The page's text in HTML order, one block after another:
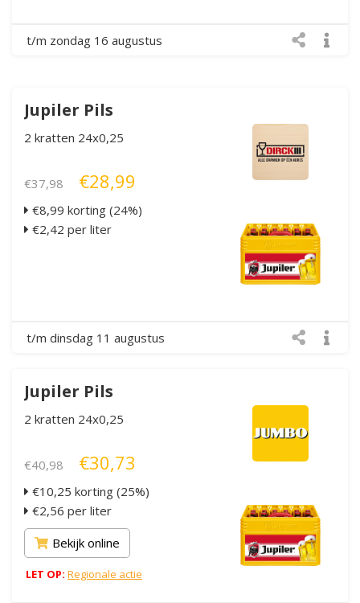
t/m zondag 16 augustus
Jupiler Pils
2 kratten 24x0,25
€37,98 €28,99
€8,99 korting (24%)
€2,42 per liter
t/m dinsdag 11 augustus
Jupiler Pils
2 kratten 24x0,25
€40,98 €30,73
€10,25 korting (25%)
€2,56 per liter
Bekijk online
LET OP: Regionale actie